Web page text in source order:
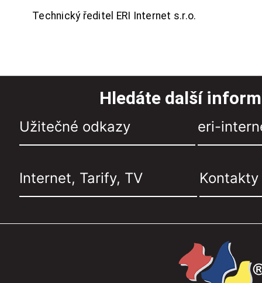
Technický ředitel ERI Internet s.r.o.
Hledáte další
Užitečné odkazy eri-
Internet, Tarify, TV Kontakty